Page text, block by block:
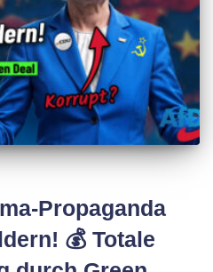
Propaganda
💰 Totale